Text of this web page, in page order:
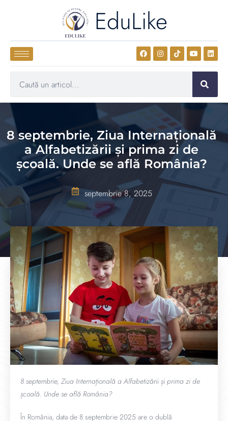
EduLike
8 septembrie, Ziua Internațională
a Alfabetizării și prima zi de
școală. Unde se află România?
septembrie 8, 2025
8 septembrie, Ziua Internațională a Alfabetizării și prima zi de
școală. Unde se află România?
În România, data de 8 septembrie 2025 are o dublă